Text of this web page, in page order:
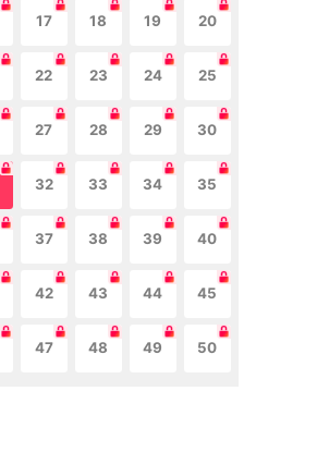
17 18 19 20
22 23 24 25
27 28 29 30
32 33 34 35
37 38 39 40
42 43 44 45
47 48 49 50